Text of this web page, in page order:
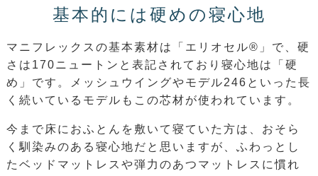
基本的には硬めの寝心地
マニフレックスの基本素材は「エリオセル®」で、硬
さは170ニュートンと表記されており寝心地は「硬
め」です。メッシュウイングやモデル246といった長
く続いているモデルもこの芯材が使われています。
今まで床におふとんを敷いて寝ていた方は、おそら
く馴染みのある寝心地だと思いますが、ふわっとし
たベッドマットレスや弾力のあつマットレスに慣れ